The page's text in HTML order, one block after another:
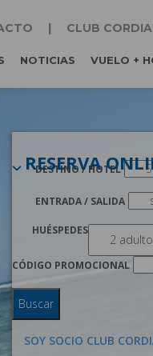
CLUB
NOTICIAS VUELO +
RESERVA
DESTINO / HOTEL
ENTRADA / SALIDA
HUÉSPEDES
CÓDIGO PROMOCIONAL
Buscar
SOY SOCIO CLUB